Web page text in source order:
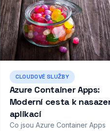
CLOUDOVÉ SLUŽBY
Azure Container Apps:
Moderní cesta k
aplikací
Co jsou Azure Container Apps